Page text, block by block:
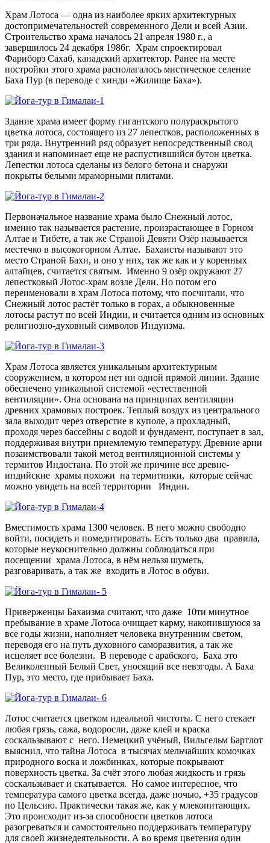
Храм Лотоса — одна из наиболее ярких архитектурных
достопримечательностей современного Дели и всей Азии.
Строительство храма началось 21 апреля 1980 г., а
завершилось 24 декабря 1986г. Храм спроектировал
Фариборз Сахаб, канадский архитектор. Ранее на месте
постройки этого храма располагалось мистическое селение
Баха Пур (в переводе с хинди «Жилище Баха»).
Здание храма имеет форму гигантского полураскрытого
цветка лотоса, состоящего из 27 лепестков, расположенных в
три ряда. Внутренний ряд образует непосредственный свод
здания и напоминает еще не распустившийся бутон цветка.
Лепестки лотоса сделаны из белого бетона и снаружи
покрыты белыми мраморными плитами.
Первоначальное название храма было Снежный лотос,
именно так называется растение, произрастающее в Горном
Алтае и Тибете, а так же Страной Девяти Озёр называется
местечко в высокогорном Алтае. Бахаисты называют это
место Страной Бахи, и оно у них, так же как и у коренных
алтайцев, считается святым. Именно 9 озёр окружают 27
лепестковый Лотос-храм возле Дели. Но потом его
переименовали в храм Лотоса потому, что посчитали, что
Снежный лотос растёт только в горах, а обыкновенные
лотосы растут по всей Индии, и считается одним из основных
религиозно-духовный символов Индуизма.
Храм Лотоса является уникальным архитектурным
сооружением, в котором нет ни одной прямой линии. Здание
обеспечено уникальной системой «естественной
вентиляции». Она основана на принципах вентиляции
древних храмовых построек. Теплый воздух из центрального
зала выходит через отверстие в куполе, а прохладный,
проходя через бассейны с водой и фундамент, поступает в зал,
поддерживая внутри приемлемую температуру. Древние арии
позаимствовали такой метод вентиляционной системы у
термитов Индостана. По этой же причине все древне-
индийские храмы похожи на термитники, которые сейчас
можно увидеть на всей территории Индии.
Вместимость храма 1300 человек. В него можно свободно
войти, посидеть и помедитировать. Есть только два правила,
которые неукоснительно должны соблюдаться при
посещении храма Лотоса, в нём нельзя шуметь,
разговаривать, а так же входить в Лотос в обуви.
Приверженцы Бахаизма считают, что даже 10ти минутное
пребывание в храме Лотоса очищает карму, накопившуюся за
все годы жизни, наполняет человека внутренним светом,
переводя его на путь духовного саморазвития, а так же
исцеляет все болезни. В переводе с арабского, Баха это
Великолепный Белый Свет, уносящий все невзгоды. А Баха
Пур, это место, где прибывает Баха.
Лотос считается цветком идеальной чистоты. С него стекает
любая грязь, сажа, водоросли, даже клей и краска
соскальзывают с него. Немецкий учёный, Вильгельм Бартлот
выяснил, что тайна Лотоса в тысячах мельчайших комочках
природного воска и ложбинках, которые покрывают
поверхность цветка. За счёт этого любая жидкость и грязь
соскальзывает и скатывается. Но самое интересное, что
температура самого цветка всегда, даже ночью, +35 градусов
по Цельсию. Практически такая же, как у млекопитающих.
Это происходит из-за способности цветков лотоса
разогреваться и самостоятельно поддерживать температуру
для своей жизнедеятельности. А во время цветения один